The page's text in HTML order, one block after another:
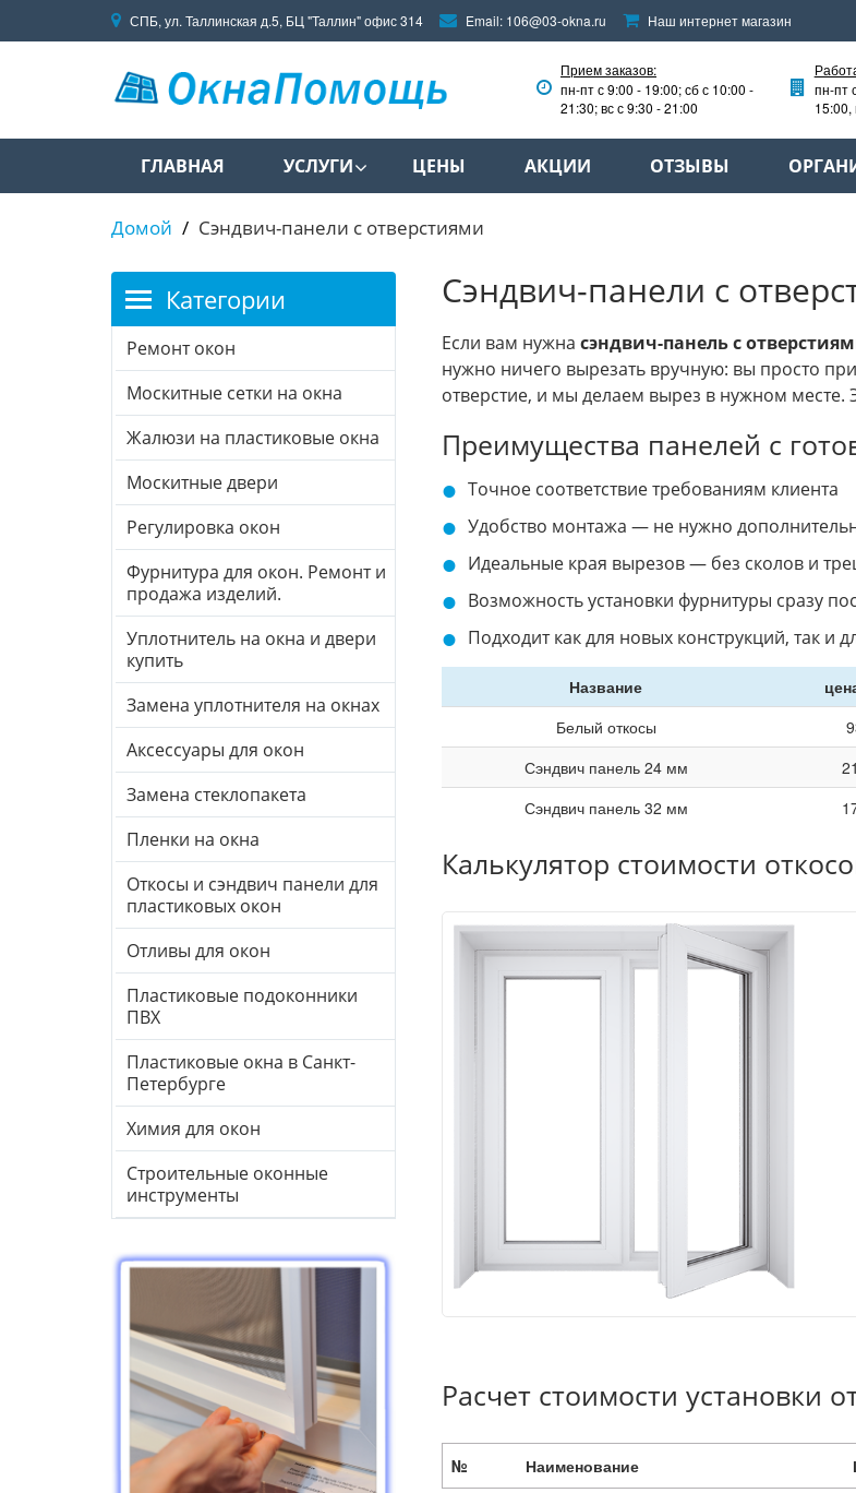
СПБ, ул. Таллинская д.5, БЦ "Таллин" офис 314 Email: 106@03-okna.ru Наш интернет магазин
Прием заказов:
пн-пт с 9:00 - 19:00; сб с 10:00 -
21:30; вс с 9:30 - 21:00
пн-пт
15:00,
ГЛАВНАЯ УСЛУГИ ЦЕНЫ АКЦИИ ОТЗЫВЫ
Домой Сэндвич-панели с отверстиями
Сэндвич-панели с
Если вам нужна сэндвич-панель с
нужно ничего вырезать вручную: вы просто
отверстие, и мы делаем вырез в нужном месте.
Преимущества панелей с
Точное соответствие требованиям клиента
Удобство монтажа — не нужно
Идеальные края вырезов — без сколов и
Возможность установки фурнитуры сразу
Подходит как для новых конструкций, так и
Название
Белый откосы
Сэндвич панель 24 мм
Сэндвич панель 32 мм
Калькулятор стоимости
Расчет стоимости установки
№ Наименование
Категории
Ремонт окон
Москитные сетки на окна
Жалюзи на пластиковые окна
Москитные двери
Регулировка окон
Фурнитура для окон. Ремонт и
продажа изделий.
Уплотнитель на окна и двери
купить
Замена уплотнителя на окнах
Аксессуары для окон
Замена стеклопакета
Пленки на окна
Откосы и сэндвич панели для
пластиковых окон
Отливы для окон
Пластиковые подоконники
ПВХ
Пластиковые окна в Санкт-
Петербурге
Химия для окон
Строительные оконные
инструменты